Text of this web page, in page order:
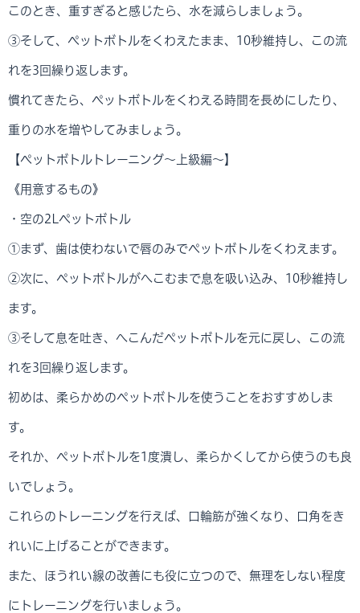
このとき、重すぎると感じたら、水を減らしましょう。
③そして、ペットボトルをくわえたまま、10秒維持し、この流
れを3回繰り返します。
慣れてきたら、ペットボトルをくわえる時間を長めにしたり、
重りの水を増やしてみましょう。
【ペットボトルトレーニング～上級編～】
《用意するもの》
・空の2Lペットボトル
①まず、歯は使わないで唇のみでペットボトルをくわえます。
②次に、ペットボトルがへこむまで息を吸い込み、10秒維持し
ます。
③そして息を吐き、へこんだペットボトルを元に戻し、この流
れを3回繰り返します。
初めは、柔らかめのペットボトルを使うことをおすすめしま
す。
それか、ペットボトルを1度潰し、柔らかくしてから使うのも良
いでしょう。
これらのトレーニングを行えば、口輪筋が強くなり、口角をき
れいに上げることができます。
また、ほうれい線の改善にも役に立つので、無理をしない程度
にトレーニングを行いましょう。